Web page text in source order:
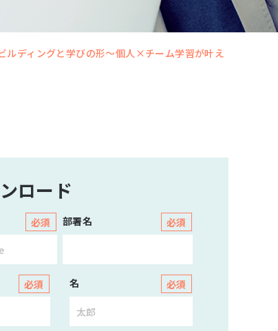
ルディングと学びの形～個人×チーム学習が叶え
ロード
部署名
名